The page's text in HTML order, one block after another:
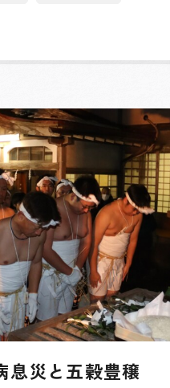
息災と五穀豊穣